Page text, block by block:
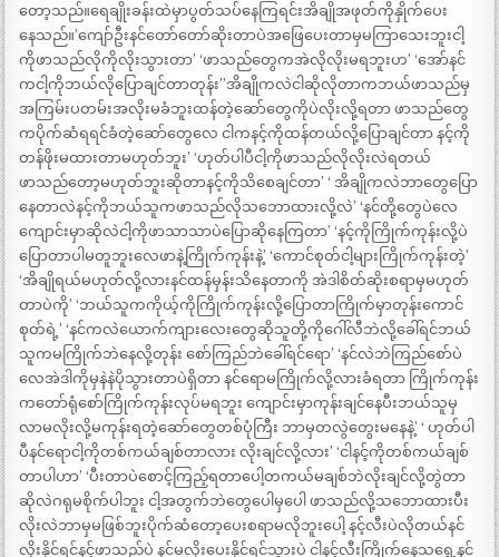
တော့သည်။ရေချိုးခန်းထဲမှာပွတ်သပ်နေကြရင်းအိချိုအဖုတ်ကိုနှိုက်ပေး
နေသည်။’ကျော်ဦးနင်တော်တော်ဆိုးတာပဲအဖြေပေးတာမှမကြာသေးဘူးငါ့
ကိုဖာသည်လိုကိုလိုးသွားတာ’ ‘ဖာသည်တွေကအဲလိုလိုးမရဘူးဟ’ ‘အော်နင်
ကငါ့ကိုဘယ်လိုပြောချင်တာတုန်း”အိချိုကလဲငါဆိုလိုတာကဘယ်ဖာသည်မှ
အကြမ်းပတမ်းအလိုးမခံဘူးထန်တဲ့ဆော်တွေကိုပဲလိုးလို့ရတာ ဖာသည်တွေ
ကပိုက်ဆံရရင်ခံတဲ့ဆော်တွေလေ ငါကနင့်ကိုထန်တယ်လို့ပြောချင်တာ နင့်ကို
တန်ဖိုးမထားတာမဟုတ်ဘူး’ ‘ဟုတ်ပါပီငါ့ကိုဖာသည်လိုလိုးလဲရတယ်
ဖာသည်တော့မဟုတ်ဘူးဆိုတာနင့်ကိုသိစေချင်တာ’ ‘ အိချိုကလဲဘာတွေပြော
နေတာလဲနင့်ကိုဘယ်သူကဖာသည်လိုသဘောထားလို့လဲ’ ‘နင်တို့တွေပဲလေ
ကျောင်းမှာဆိုလဲငါ့ကိုဖာသာသာပဲပြောဆိုနေကြတာ’ ‘နင့်ကိုကြိုက်ကုန်းလို့ပဲ
ပြောတာပါမတူဘူးလေဖာနဲ့ကြိုက်ကုန်းနဲ့’ ‘ကောင်စုတ်ငါ့များကြိုက်ကုန်းတဲ့’
‘အိချိုရယ်မဟုတ်လို့လားနင်ထန်မှန်းသိနေတာကို အဲဒါစိတ်ဆိုးစရာမှမဟုတ်
တာပဲကို’ ‘ဘယ်သူကကိုယ့်ကိုကြိုက်ကုန်းလို့ပြောတာကြိုက်မှာတုန်းကောင်
စုတ်ရဲ့’ ‘နင်ကလဲယောက်ကျားလေးတွေဆိုသူတို့ကိုဂေါ်လီဘဲလို့ခေါ်ရင်ဘယ်
သူကမကြိုက်ဘဲနေလို့တုန်း စော်ကြည်ဘဲခေါ်ရင်ရော’ ‘နင်လဲဘဲကြည်စော်ပဲ
လေအဲဒါကိုမှနဲနဲပိုသွားတာပဲရှိတာ နင်ရောမကြိုက်လို့လားခံရတာ ကြိုက်ကုန်း
ကတော်ရုံစော်ကြိုက်ကုန်းလုပ်မရဘူး ကျောင်းမှာကုန်းချင်နေပီးဘယ်သူမှ
လာမလိုးလို့မကုန်းရတဲ့ဆော်တွေတစ်ပုံကြီး ဘာမှတလွဲတွေးမနေနဲ့’ ‘ ဟုတ်ပါ
ပီနင်ရောငါ့ကိုတစ်ကယ်ချစ်တာလား လိုးချင်လို့လား’ ‘ငါနင့်ကိုတစ်ကယ်ချစ်
တာပါဟာ’ ‘ပီးတာပဲစောင့်ကြည့်ရတာပေါ့တကယ်မချစ်ဘဲလိုးချင်လို့တွဲတာ
ဆိုလဲဂရုမစိုက်ပါဘူး ငါ့အတွက်ဘဲတွေပေါမှပေါ ဖာသည်လို့သဘောထားပီး
လိုးလဲဘာမှမဖြစ်ဘူးပိုက်ဆံတော့ပေးစရာမလိုဘူးပေါ့ နင့်လီးပဲလိုတယ်နင်
လိုးနိုင်ရင်နင့်ဖာသည်ပဲ နင်မလိုးပေးနိုင်ရင်သွားပဲ ငါနင့်လီးကြိုက်နေသရွေ့နင်